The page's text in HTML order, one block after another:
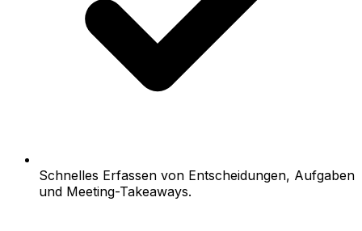
Schnelles Erfassen von Entscheidungen, Aufgaben
und Meeting-Takeaways.